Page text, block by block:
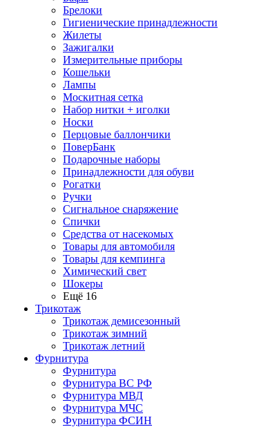
Брелоки
Гигиенические принадлежности
Жилеты
Зажигалки
Измерительные приборы
Кошельки
Лампы
Москитная сетка
Набор нитки + иголки
Носки
Перцовые баллончики
ПоверБанк
Подарочные наборы
Принадлежности для обуви
Рогатки
Ручки
Сигнальное снаряжение
Спички
Средства от насекомых
Товары для автомобиля
Товары для кемпинга
Химический свет
Шокеры
Ещё 16
Трикотаж
Трикотаж демисезонный
Трикотаж зимний
Трикотаж летний
Фурнитура
Фурнитура
Фурнитура ВС РФ
Фурнитура МВД
Фурнитура МЧС
Фурнитура ФСИН